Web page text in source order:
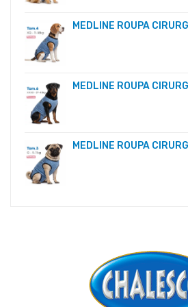
MEDLINE ROUPA
MEDLINE ROUPA
MEDLINE ROUPA